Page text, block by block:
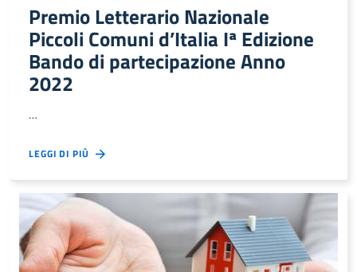
Premio Letterario Nazionale
Piccoli Comuni d’Italia Iª Edizione
Bando di partecipazione Anno
2022
…
LEGGI DI PIÙ